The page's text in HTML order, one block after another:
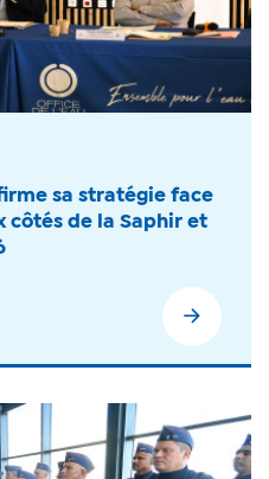
sa stratégie face
côtés de la Saphir et